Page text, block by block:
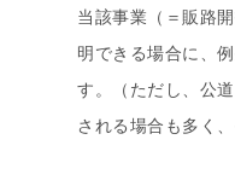
当該事業（＝販路
明できる場合に、
す。（ただし、公
される場合も多く